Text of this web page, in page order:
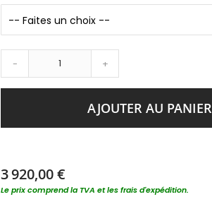
- +
AJOUTER AU PANIER
3 920,00 €
Le prix comprend la TVA et les frais d'expédition.